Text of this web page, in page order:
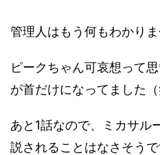
管理人はもう何もわかりま
ピークちゃん可哀想って
が首だけになってました（
あと1話なので、ミカサル
説されることはなさそうで